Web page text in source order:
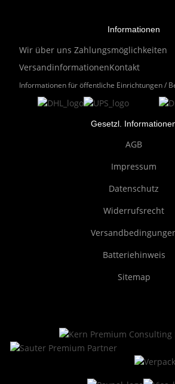
Informationen
Wir über uns Zahlungsmöglichkeiten
VersandinformationenKontakt
Informationen für öffentliche Einrichtungen /
Gesetzl.
AGB
Impressum
Datenschutz
Widerrufsrecht
Batteriehinweis
Sitemap